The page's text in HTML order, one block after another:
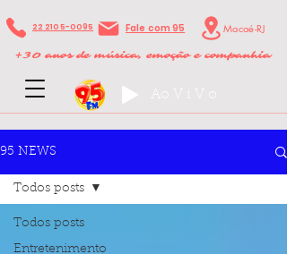
22 2105-0095 Fale com 95 Macaé-RJ
+30 anos de música, emoção e companhia
Ao V i V o
95 NEWS
Todos posts
Entretenimento
Todos posts